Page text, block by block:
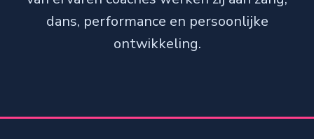
dans, performance en persoonlijke
ontwikkeling.